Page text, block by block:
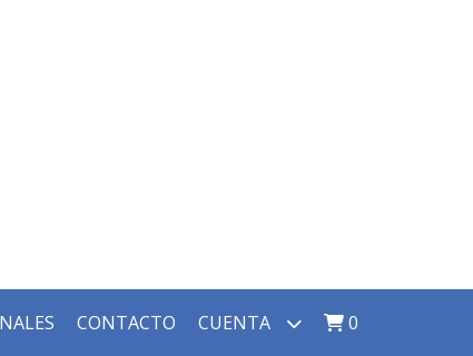
CONTACTO CUENTA 0